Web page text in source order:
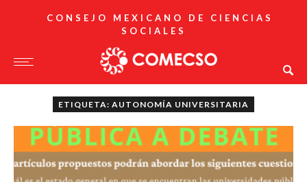
CONSEJO MEXICANO DE CIENCIAS
SOCIALES
ETIQUETA: AUTONOMÍA UNIVERSITARIA